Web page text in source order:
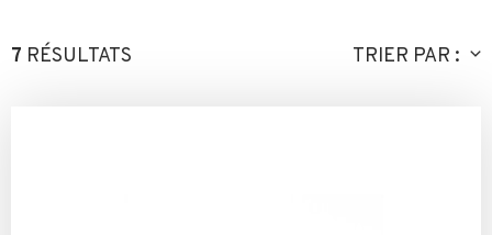
7 RÉSULTATS TRIER PAR :